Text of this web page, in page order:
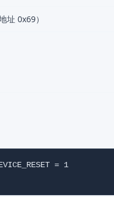
址 0x69）
= 1